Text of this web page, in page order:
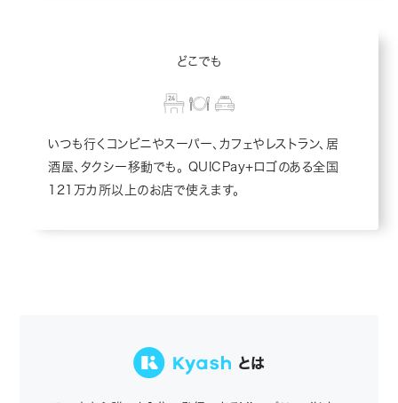
どこでも
いつも行くコンビニやスーパー、カフェやレストラン、居
酒屋、タクシー移動でも。 QUICPay+ロゴのある全国
121万カ所以上のお店で使えます。
とは